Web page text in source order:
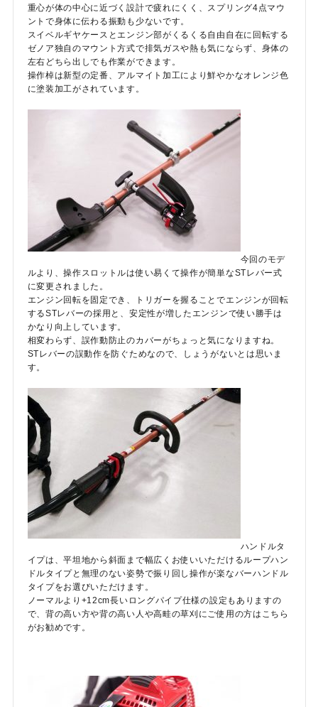
重心が体の中心に近づく設計で疲れにくく、スプリング4点マウ
ントで身体に伝わる振動も少ないです。
スイベルギヤケースとエンジン部がくるくる自由自在に回転する
ゼノア独自のマウント方式で排気ガスや熱も気にならず、身体の
左右どちら出しでも作業ができます。
操作棹は新型の定番、アルマイト加工により鮮やかなオレンジ色
に塗装加工がされています。
今回のモデ
ルより、操作スロットルは使い易くて操作が簡単なSTレバー式
に変更されました。
エンジン回転を固定でき、トリガーを握ることでエンジンが回転
するSTレバーの採用と、安定性が増したエンジンで使い勝手は
かなり向上しています。
相変わらず、誤作動防止のカバーがちょっと気になりますね。
STレバーの誤動作を防ぐためなので、しょうがないとは思いま
す。
ハンドルタ
イプは、平坦地から斜面まで幅広くお使いいただけるループハン
ドルタイプと無理のない姿勢で振り回し操作が楽なバーハンドル
タイプをお選びいただけます。
ノーマルより+12cm長いロングパイプ仕様の設定もありますの
で、背の高い方や背の高い人や高畦の草刈にご使用の方はこちら
がお勧めです。